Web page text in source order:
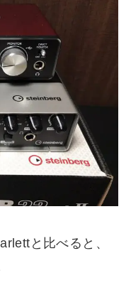
と比べると、